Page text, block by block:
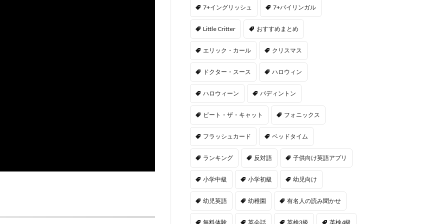
7+イングリッシュ 7+バイリンガル
Little Critter おすすめまとめ
エリック・カール クリスマス
ドクター・スース ハロウィン
ハロウィーン パディントン
ピート・ザ・キャット フォニックス
フラッシュカード ベッドタイム
ランキング 反対語 子供向け英語アプリ
小学中級 小学初級 幼児向け
幼児英語 幼稚園 有名人の読み聞かせ
無料体験 英会話 英検3級 英検4級